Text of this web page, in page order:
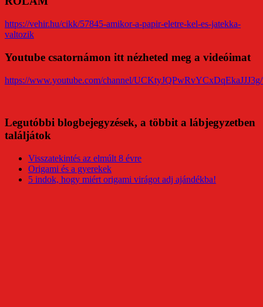
https://vehir.hu/cikk/57845-amikor-a-papir-eletre-kel-es-jatekka-
valtozik
Youtube csatornámon itt nézheted meg a videóimat
https://www.youtube.com/channel/
Legutóbbi blogbejegyzések, a többit a lábjegyzetben
találjátok
Visszatekintés az elmúlt 8 évre
Origami és a gyerekek
5 indok, hogy miért origami virágot adj ajándékba!